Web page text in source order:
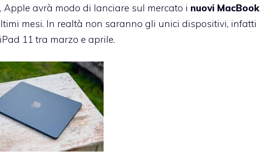
avrà modo di lanciare sul mercato i nuovi MacBook
mesi. In realtà non saranno gli unici dispositivi, infatti
11 tra marzo e aprile.